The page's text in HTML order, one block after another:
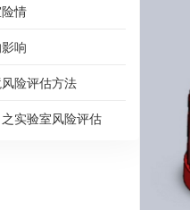
情
响
险评估方法
之实验室风险评估